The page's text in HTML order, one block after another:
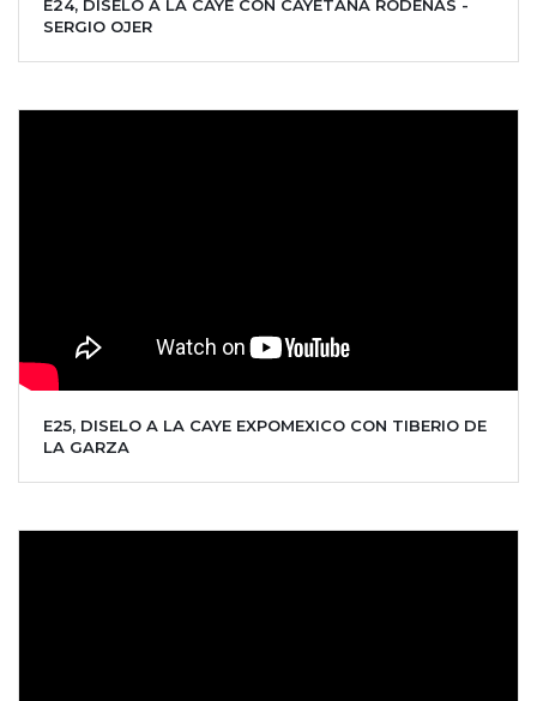
E24, DISELO A LA CAYE CON CAYETANA RODENAS -
SERGIO OJER
E25, DISELO A LA CAYE EXPOMEXICO CON TIBERIO DE
LA GARZA